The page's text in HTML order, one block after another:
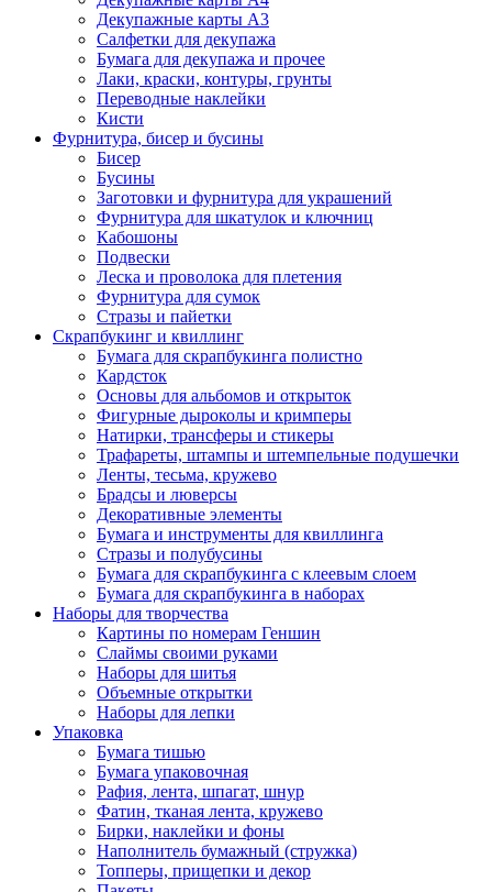
Декупажные карты А3
Салфетки для декупажа
Бумага для декупажа и прочее
Лаки, краски, контуры, грунты
Переводные наклейки
Кисти
Фурнитура, бисер и бусины
Бисер
Бусины
Заготовки и фурнитура для украшений
Фурнитура для шкатулок и ключниц
Кабошоны
Подвески
Леска и проволока для плетения
Фурнитура для сумок
Стразы и пайетки
Скрапбукинг и квиллинг
Бумага для скрапбукинга полистно
Кардсток
Основы для альбомов и открыток
Фигурные дыроколы и кримперы
Натирки, трансферы и стикеры
Трафареты, штампы и штемпельные подушечки
Ленты, тесьма, кружево
Брадсы и люверсы
Декоративные элементы
Бумага и инструменты для квиллинга
Стразы и полубусины
Бумага для скрапбукинга с клеевым слоем
Бумага для скрапбукинга в наборах
Наборы для творчества
Картины по номерам Геншин
Слаймы своими руками
Наборы для шитья
Объемные открытки
Наборы для лепки
Упаковка
Бумага тишью
Бумага упаковочная
Рафия, лента, шпагат, шнур
Фатин, тканая лента, кружево
Бирки, наклейки и фоны
Наполнитель бумажный (стружка)
Топперы, прищепки и декор